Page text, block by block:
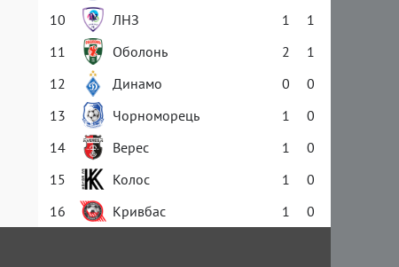
10
ЛНЗ 1
1
11
Оболонь 2
1
12
Динамо 0
0
13
Чорноморець 1
0
14
Верес 1
0
15
Колос 1
0
16
Кривбас 1 0